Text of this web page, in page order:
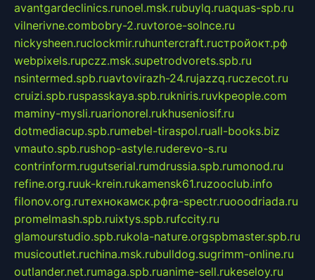
avantgardeclinics.runoel.msk.rubuylq.ruaquas-spb.ru
vilnerivne.combobry-2.ruvtoroe-solnce.ru
nickysheen.ruclockmir.ruhuntercraft.ruстройокт.рф
webpixels.rupczz.msk.supetrodvorets.spb.ru
nsintermed.spb.ruavtovirazh-24.rujazzq.ruczecot.ru
cruizi.spb.ruspasskaya.spb.rukniris.ruvkpeople.com
maminy-mysli.ruarionorel.rukhuseniosif.ru
dotmediacup.spb.rumebel-tiraspol.ruall-books.biz
vmauto.spb.rushop-astyle.ruderevo-s.ru
contrinform.rugutserial.rumdrussia.spb.rumonod.ru
refine.org.ruuk-krein.rukamensk61.ruzooclub.info
filonov.org.ruтехнокамск.рфra-spectr.ruooodriada.ru
promelmash.spb.ruixtys.spb.rufccity.ru
glamourstudio.spb.rukola-nature.orgspbmaster.spb.ru
musicoutlet.ruchina.msk.rubulldog.sugrimm-online.ru
outlander.net.rumaga.spb.ruanime-sell.rukeseloy.ru